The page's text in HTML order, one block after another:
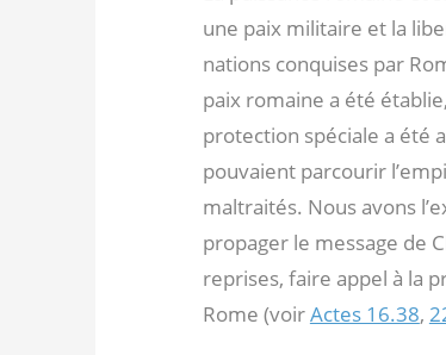
une paix militaire et la
nations conquises par
paix romaine a été
protection spéciale a été
pouvaient parcourir
maltraités. Nous avons
propager le message de
reprises, faire appel à la
Rome (voirActes 16.38,